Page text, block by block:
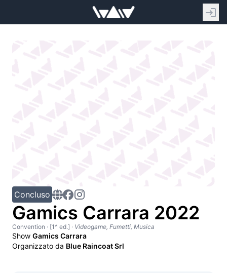
Concluso
Gamics Carrara 2022
Convention · [1^ ed.] · Videogame, Fumetti, Musica
Show Gamics Carrara
Organizzato da Blue Raincoat Srl